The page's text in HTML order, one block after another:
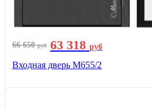
66 650руб 63 318 руб
Входная дверь М655/2